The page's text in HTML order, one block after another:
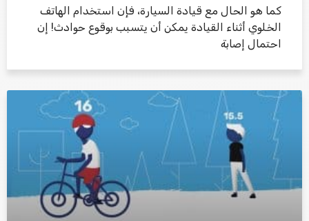
كما هو الحال مع قيادة السيارة، فإن استخدام الهاتف
الخلوي أثناء القيادة يمكن أن يتسبب بوقوع حوادث! إن
احتمال إصابة